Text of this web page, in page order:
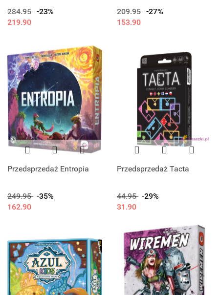
284.95 -23%
219.90
209.95 -27%
153.90
Przedsprzedaż Entropia
249.95 -35%
162.90
Przedsprzedaż Tacta
44.95 -29%
31.90